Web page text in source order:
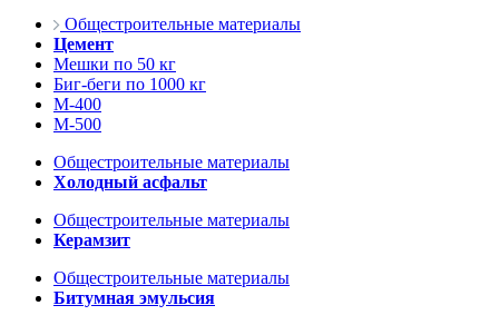
Общестроительные материалы
Цемент
Мешки по 50 кг
Биг-беги по 1000 кг
М-400
М-500
Общестроительные материалы
Холодный асфальт
Общестроительные материалы
Керамзит
Общестроительные материалы
Битумная эмульсия